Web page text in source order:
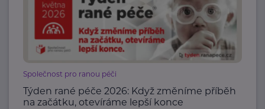
Společnost pro ranou péči
Týden rané péče 2026: Když změníme příběh
na začátku, otevíráme lepší konce